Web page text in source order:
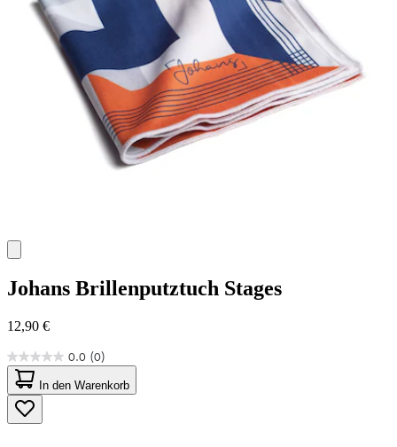
Johans Brillenputztuch Stages
12,90 €
0.0 (0)
0.0
von
5
Sternen.
In den Warenkorb